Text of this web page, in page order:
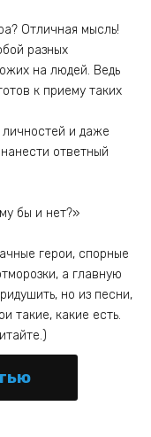
Отличная мысль!
разных
на людей. Ведь
к приему таких
и даже
ответный
бы и нет?»
герои, спорные
а главную
но из песни,
такие, какие есть.